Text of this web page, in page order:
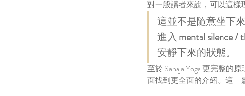
🎼《⾳樂·冥想》🧘🏻‍♀️🧘🏻‍♂️
對一般讀者來說，可以這樣
這並不是隨意坐下
進入 mental silence /
安靜下來的狀態。
至於 Sahaja Yoga 更完整的
面找到更全面的介紹。這一